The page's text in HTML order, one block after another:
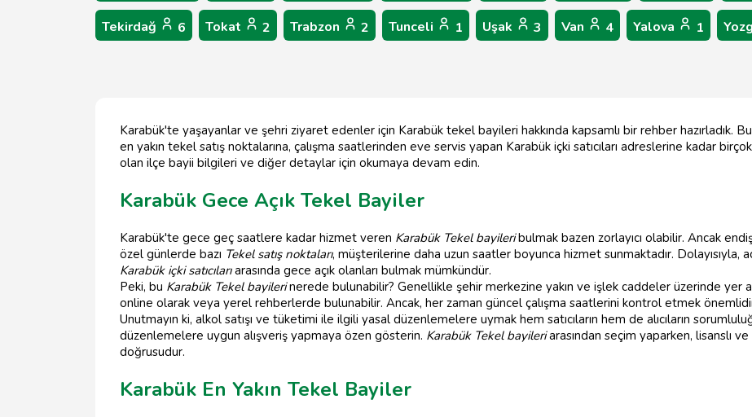
Tekirdağ 6 Tokat 2 Trabzon 2 Tunceli 1 Uşak 3 Van 4 Yalova 1
Karabük'te yaşayanlar ve şehri ziyaret edenler için Karabük tekel bayileri hakkında kapsamlı bir rehber hazırladık.
en yakın tekel satış noktalarına, çalışma saatlerinden eve servis yapan Karabük içki satıcıları adreslerine kadar
olan ilçe bayii bilgileri ve diğer detaylar için okumaya devam edin.
Karabük Gece Açık Tekel Bayiler
Karabük'te gece geç saatlere kadar hizmet veren Karabük Tekel bayileribulmak bazen zorlayıcı olabilir. Ancak
özel günlerde bazı Tekel satış noktaları, müşterilerine daha uzun saatler boyunca hizmet sunmaktadır. Dolayısıyla,
Karabük içki satıcılarıarasında gece açık olanları bulmak mümkündür.
Peki, bu Karabük Tekel bayilerinerede bulunabilir? Genellikle şehir merkezine yakın ve işlek caddeler üzerinde yer
online olarak veya yerel rehberlerde bulunabilir. Ancak, her zaman güncel çalışma saatlerini kontrol etmek
Unutmayın ki, alkol satışı ve tüketimi ile ilgili yasal düzenlemelere uymak hem satıcıların hem de alıcıların
düzenlemelere uygun alışveriş yapmaya özen gösterin. Karabük Tekel bayileriarasından seçim yaparken, lisanslı
doğrusudur.
Karabük En Yakın Tekel Bayiler